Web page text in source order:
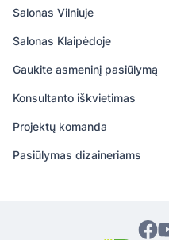
be baliklių. Geriausia
patariama natūraliai,
tekstūra.
Salonas Vilniuje
Salonas Klaipėdoje
Gaukite asmeninį pasiūlymą
Konsultanto iškvietimas
Projektų komanda
Pasiūlymas dizaineriams